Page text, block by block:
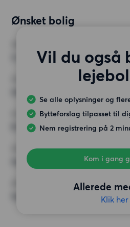
Ønsket bolig
Vil du også
Se alle oplysninger og
Bytteforslag tilpasset til
Nem registrering på 2
Kom i gang
Allerede
Klik her
3 værelser
MIN. ANTAL KVADRATMETER
MAX HUSLEJE
8 000 kr.
Ingen særlige krav
ØVRIGE PRÆFERENCER
Ingen særlige præferencer